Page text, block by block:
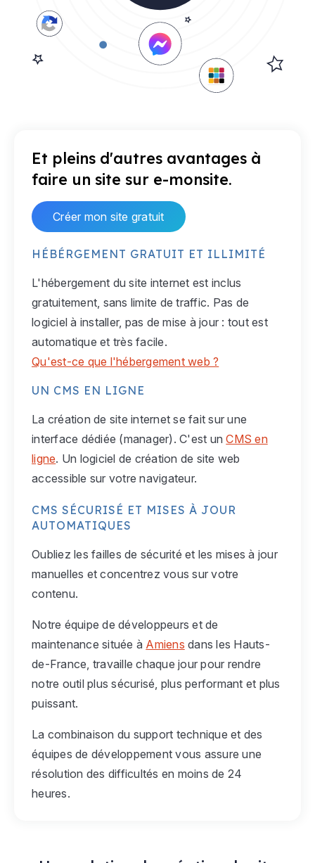
Et pleins d'autres avantages à
faire un site sur e-monsite.
Créer mon site gratuit
HÉBÉRGEMENT GRATUIT ET ILLIMITÉ
L'hébergement du site internet est inclus
gratuitement, sans limite de traffic. Pas de
logiciel à installer, pas de mise à jour : tout est
automatique et très facile.
Qu'est-ce que l'hébergement web ?
UN CMS EN LIGNE
La création de site internet se fait sur une
interface dédiée (manager). C'est unCMS en
ligne. Un logiciel de création de site web
accessible sur votre navigateur.
CMS SÉCURISÉ ET MISES À JOUR
AUTOMATIQUES
Oubliez les failles de sécurité et les mises à jour
manuelles et concentrez vous sur votre
contenu.
Notre équipe de développeurs et de
maintenance située à Amiens dans les Hauts-
de-France, travaille chaque jour pour rendre
notre outil plus sécurisé, plus performant et plus
puissant.
La combinaison du support technique et des
équipes de développement vous assure une
résolution des difficultés en moins de 24
heures.